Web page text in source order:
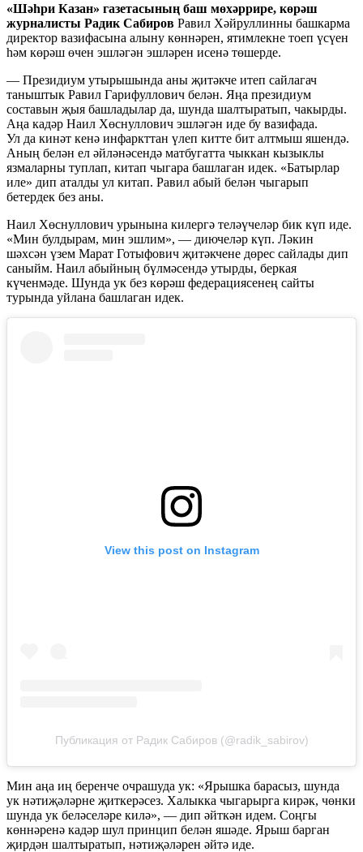
«Шәһри Казан» газетасының баш мөхәррире, көрәш
журналисты Радик Сабиров Равил Хәйруллинны башкарма
директор вазифасына алыну көннәрен, ятимлекне тоеп үсүен
һәм көрәш өчен эшләгән эшләрен исенә төшерде.
— Президиум утырышында аны җитәкче итеп сайлагач
таныштык Равил Гарифуллович белән. Яңа президиум
составын җыя башладылар да, шунда шалтыратып, чакырды.
Аңа кадәр Наил Хөснуллович эшләгән иде бу вазифада.
Ул да кинәт кенә инфаркттан үлеп китте бит алтмыш яшендә.
Аның белән ел әйләнәсендә матбугатта чыккан кызыклы
язмаларны туплап, китап чыгара башлаган идек. «Батырлар
иле» дип аталды ул китап. Равил абый белән чыгарып
бетердек без аны.
Наил Хөснуллович урынына килергә теләүчеләр бик күп иде.
«Мин булдырам, мин эшлим», — диючеләр күп. Ләкин
шәхсән үзем Марат Готыфович җитәкчене дөрес сайлады дип
саныйм. Наил абыйның бүлмәсендә утырды, беркая
күченмәде. Шунда ук без көрәш федерациясенең сайты
турында уйлана башлаган идек.
View this post on Instagram
Публикация от Радик Сабиров (@radik_sabirov)
Мин аңа иң беренче очрашуда ук: «Ярышка барасыз, шунда
ук нәтиҗәләрне җиткерәсез. Халыкка чыгарырга кирәк, чөнки
шунда ук беләселәре килә», — дип әйткән идем. Соңгы
көннәренә кадәр шул принцип белән яшәде. Ярыш барган
җирдән шалтыратып, нәтиҗәләрен әйтә иде.